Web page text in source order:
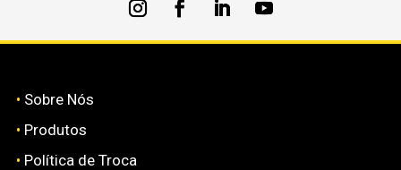
• Sobre Nós
• Produtos
• Política de Troca